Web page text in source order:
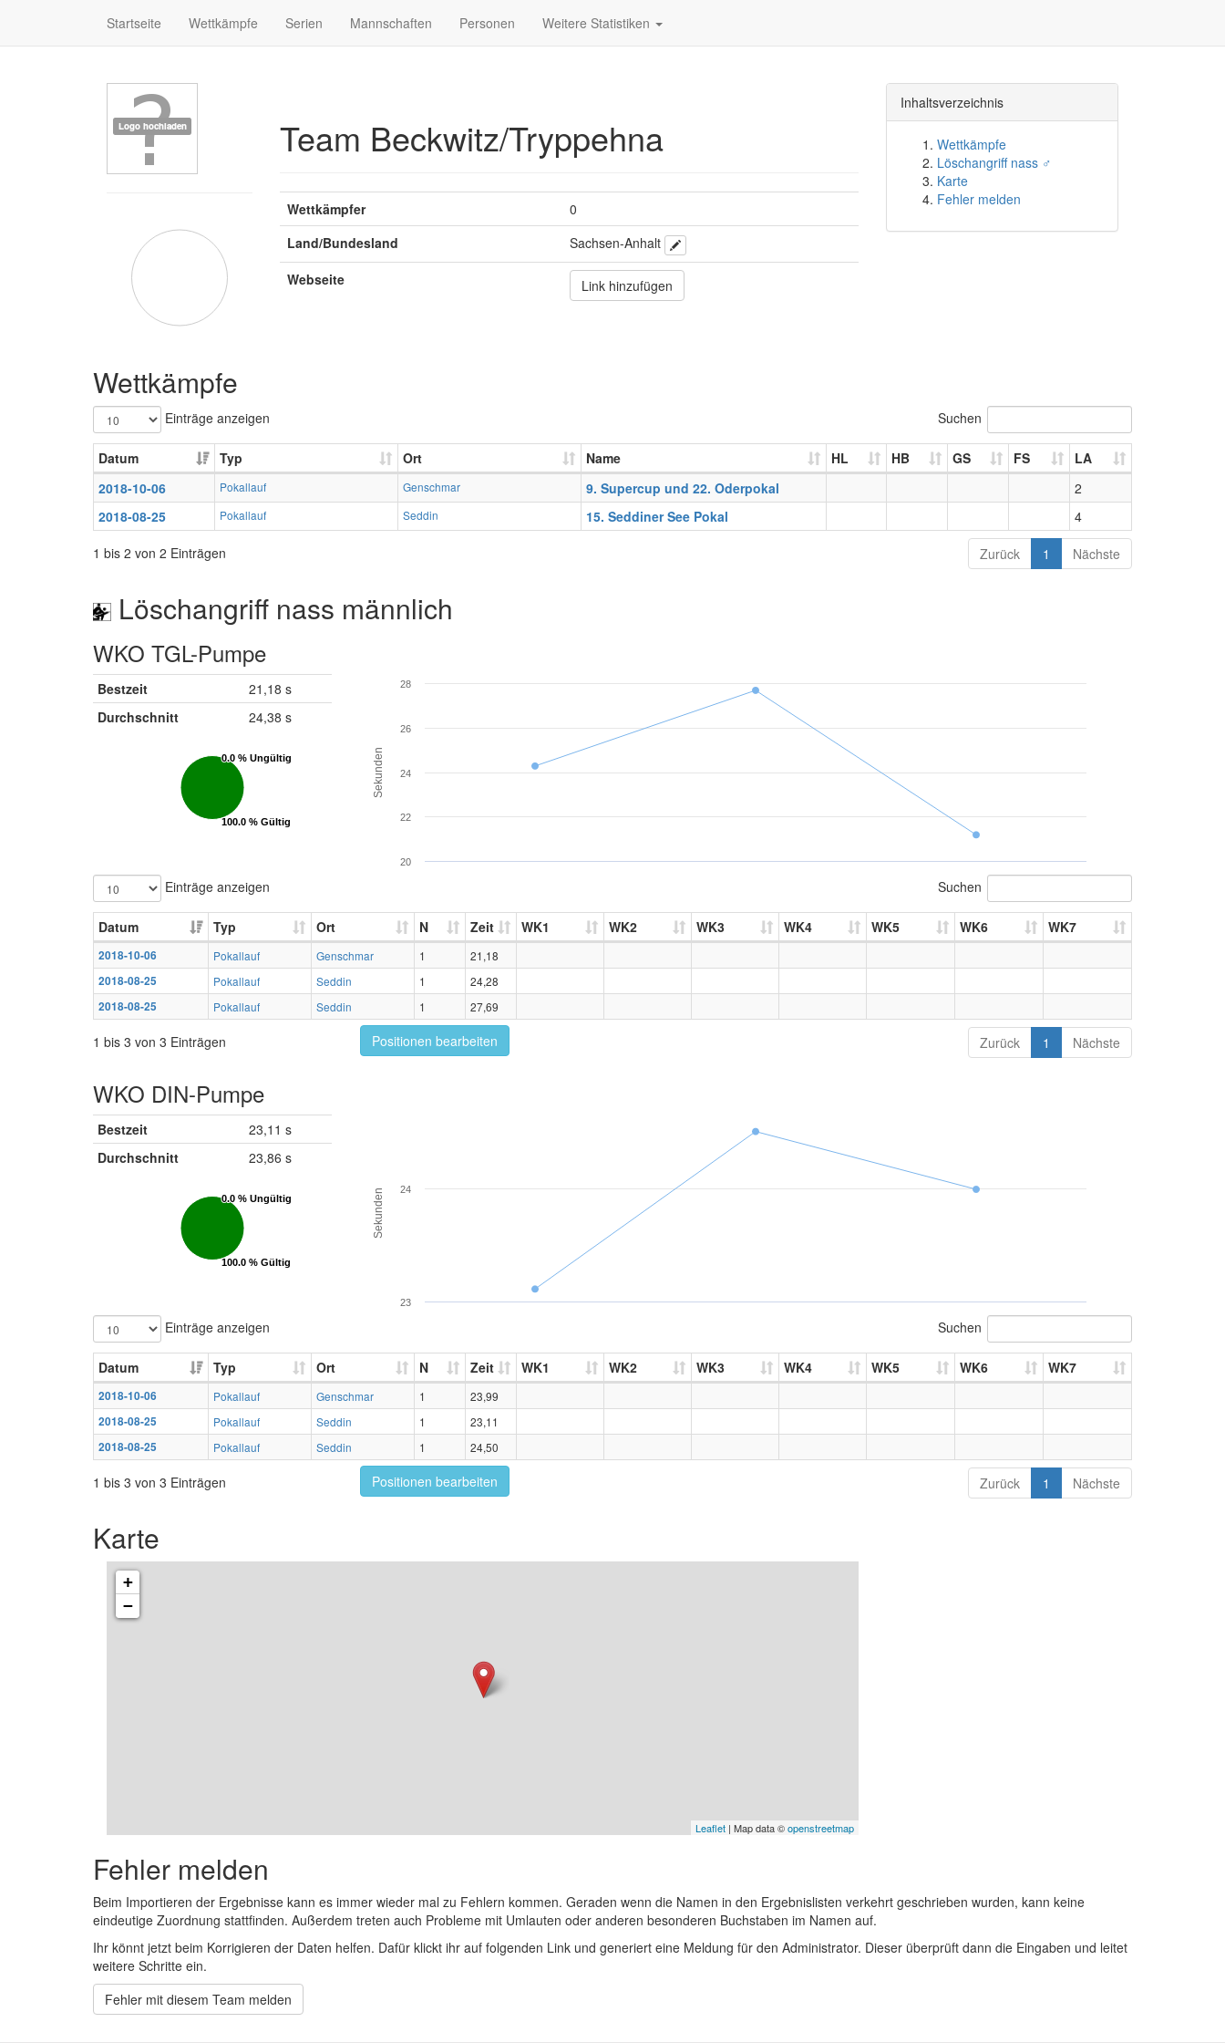
Startseite Wettkämpfe Serien Mannschaften Personen Weitere Statistiken
Team Beckwitz/Tryppehna
Wettkämpfer
0
Land/Bundesland
Sachsen-Anhalt
Webseite
Link hinzufügen
Inhaltsverzeichnis
Wettkämpfe
Löschangriff nass ♂
Karte
Fehler melden
Wettkämpfe
Einträge anzeigen Suchen
Datum Typ Ort Name HL HB GS FS
LA
2018-10-06
Pokallauf Genschmar 9. Supercup und 22. Oderpokal
2
2018-08-25
Pokallauf Seddin 15. Seddiner See Pokal
4
1 bis 2 von 2 Einträgen
Zurück 1 Nächste
Löschangriff nass männlich
WKO TGL-Pumpe
Bestzeit
21,18 s
Durchschnitt
24,38 s
0.0 % Ungültig
0.0 % Ungültig
100.0 % Gültig
100.0 % Gültig
Sekunden
20
22
24
26
28
Einträge anzeigen Suchen
Datum Typ Ort N Zeit WK1 WK2 WK3 WK4 WK5 WK6 WK7
2018-10-06 Pokallauf Genschmar 1
21,18
2018-08-25
Pokallauf Seddin 1
24,28
2018-08-25
Pokallauf Seddin 1 27,69
1 bis 3 von 3 Einträgen Positionen bearbeiten Zurück 1 Nächste
WKO DIN-Pumpe
Bestzeit
23,11 s
Durchschnitt
23,86 s
0.0 % Ungültig
0.0 % Ungültig
100.0 % Gültig
100.0 % Gültig
Sekunden
23
24
Einträge anzeigen Suchen
Datum Typ Ort N Zeit WK1 WK2 WK3 WK4 WK5 WK6 WK7
2018-10-06 Pokallauf Genschmar 1
23,99
2018-08-25
Pokallauf Seddin 1
23,11
2018-08-25
Pokallauf Seddin 1 24,50
1 bis 3 von 3 Einträgen Positionen bearbeiten Zurück 1 Nächste
Karte
+
−
Leaflet | Map data ©openstreetmap
Fehler melden
Beim Importieren der Ergebnisse kann es immer wieder mal zu Fehlern kommen. Geraden wenn die Namen in den Ergebnislisten verkehrt geschrieben wurden, kann keine
eindeutige Zuordnung stattfinden. Außerdem treten auch Probleme mit Umlauten oder anderen besonderen Buchstaben im Namen auf.
Ihr könnt jetzt beim Korrigieren der Daten helfen. Dafür klickt ihr auf folgenden Link und generiert eine Meldung für den Administrator. Dieser überprüft dann die Eingaben und leitet
weitere Schritte ein.
Fehler mit diesem Team melden